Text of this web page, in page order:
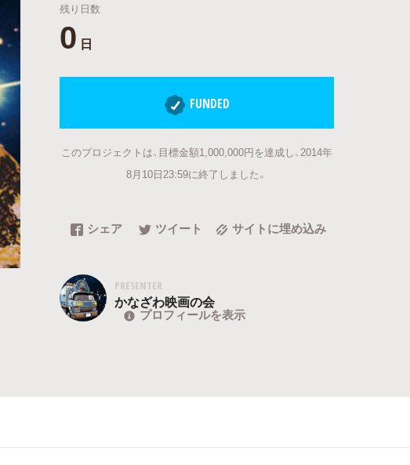
残り日数
0 日
FUNDED
このプロジェクトは、目標金額1,000,000円を達成し、2014年
8月10日23:59に終了しました。
シェア ツイート サイトに埋め込み
PRESENTER
かなざわ映画の会
プロフィールを表示